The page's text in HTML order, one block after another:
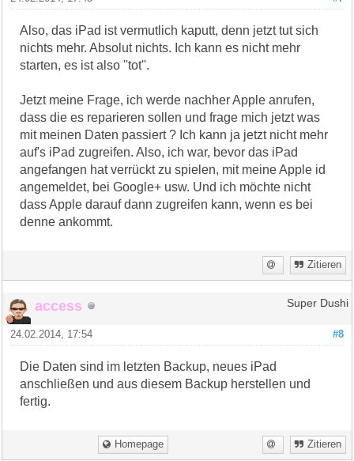
Also, das iPad ist vermutlich kaputt, denn jetzt tut sich
nichts mehr. Absolut nichts. Ich kann es nicht mehr
starten, es ist also ''tot''.
Jetzt meine Frage, ich werde nachher Apple anrufen,
dass die es reparieren sollen und frage mich jetzt was
mit meinen Daten passiert ? Ich kann ja jetzt nicht mehr
auf's iPad zugreifen. Also, ich war, bevor das iPad
angefangen hat verrückt zu spielen, mit meine Apple id
angemeldet, bei Google+ usw. Und ich möchte nicht
dass Apple darauf dann zugreifen kann, wenn es bei
denne ankommt.
Zitieren
access Super Dushi
#8
24.02.2014, 17:54
Die Daten sind im letzten Backup, neues iPad
anschließen und aus diesem Backup herstellen und
fertig.
Homepage Zitieren